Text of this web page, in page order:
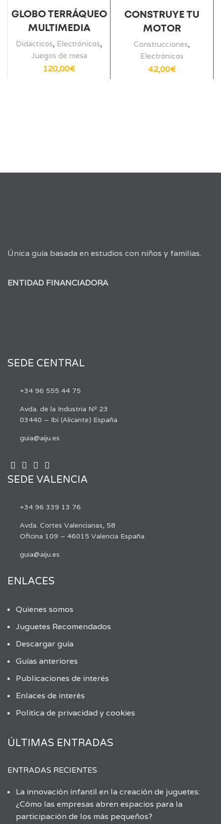
GLOBO TERRÁQUEO
MULTIMEDIA
Didácticos, Electrónicos,
Juegos de mesa
120,00€
CONSTRUYE TU
MOTOR
Construcciones,
Electrónicos
42,00€
Única guía basada en estudios con niños y familias.
ENTIDAD FINANCIADORA
SEDE CENTRAL
+34 96 555 44 75
Avda. de la Industria Nº 23
03440 – Ibi (Alicante) España
guia@aiju.es
SEDE VALENCIA
+34 96 339 13 76
Avda. Cortes Valencianas, 58
Oficina 109 – 46015 Valencia España
guia@aiju.es
ENLACES
Quienes somos
Juguetes Recomendados
Descargar guía
Guías anteriores
Publicaciones de interés
Enlaces de interés
Política de privacidad y cookies
ÚLTIMAS ENTRADAS
ENTRADAS RECIENTES
La innovación infantil en la creación de juguetes:
¿Cómo las empresas abren espacios para la
participación de los más pequeños?